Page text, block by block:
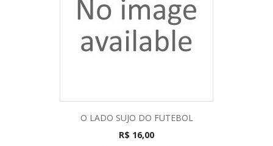
O LADO SUJO DO FUTEBOL
R$ 16,00